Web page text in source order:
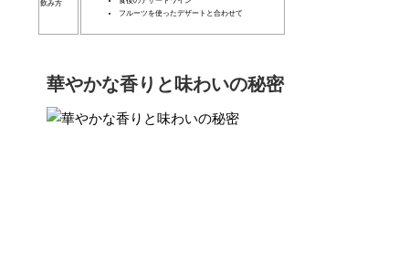
飲み方
フルーツを使ったデザートと合わせて
華やかな香りと味わいの秘密